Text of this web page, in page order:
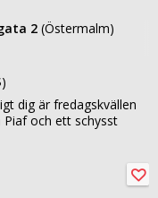
2 (Östermalm)
dig är fredagskvällen
och ett schysst